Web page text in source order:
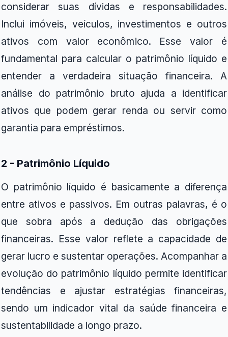
considerar suas dívidas e responsabilidades.
Inclui imóveis, veículos, investimentos e outros
ativos com valor econômico. Esse valor é
fundamental para calcular o patrimônio líquido e
entender a verdadeira situação financeira. A
análise do patrimônio bruto ajuda a identificar
ativos que podem gerar renda ou servir como
garantia para empréstimos.
2 - Patrimônio Líquido
O patrimônio líquido é basicamente a diferença
entre ativos e passivos. Em outras palavras, é o
que sobra após a dedução das obrigações
financeiras. Esse valor reflete a capacidade de
gerar lucro e sustentar operações. Acompanhar a
evolução do patrimônio líquido permite identificar
tendências e ajustar estratégias financeiras,
sendo um indicador vital da saúde financeira e
sustentabilidade a longo prazo.